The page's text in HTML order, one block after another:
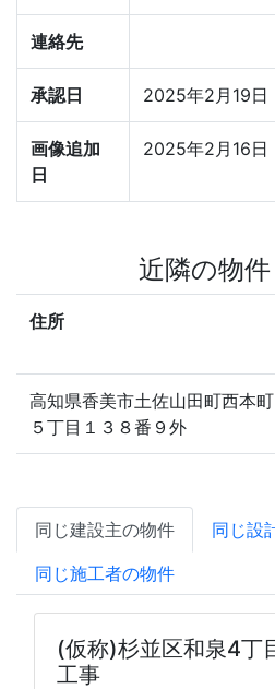
連絡先
承認日 2025年2月19日
画像追加
日
2025年2月16日
近隣の物
住所
高知県香美市土佐山田町西本町
５丁目１３８番９外
同じ建設主の物件
同じ設
同じ施工者の物件
(仮称)杉並区和泉4丁
工事